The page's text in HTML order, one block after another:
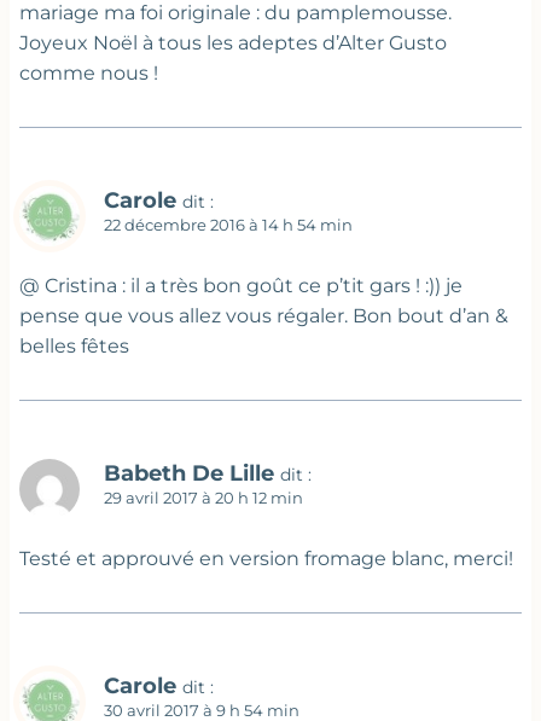
mariage ma foi originale : du pamplemousse.
Joyeux Noël à tous les adeptes d’Alter Gusto
comme nous !
Carole dit :
22 décembre 2016 à 14 h 54 min
@ Cristina : il a très bon goût ce p’tit gars ! :)) je
pense que vous allez vous régaler. Bon bout d’an &
belles fêtes
Babeth De Lille dit :
29 avril 2017 à 20 h 12 min
Testé et approuvé en version fromage blanc, merci!
Carole dit :
30 avril 2017 à 9 h 54 min